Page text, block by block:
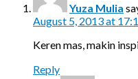
Yuza Mulia
August 5, 2013 at
Keren mas, makin
Reply